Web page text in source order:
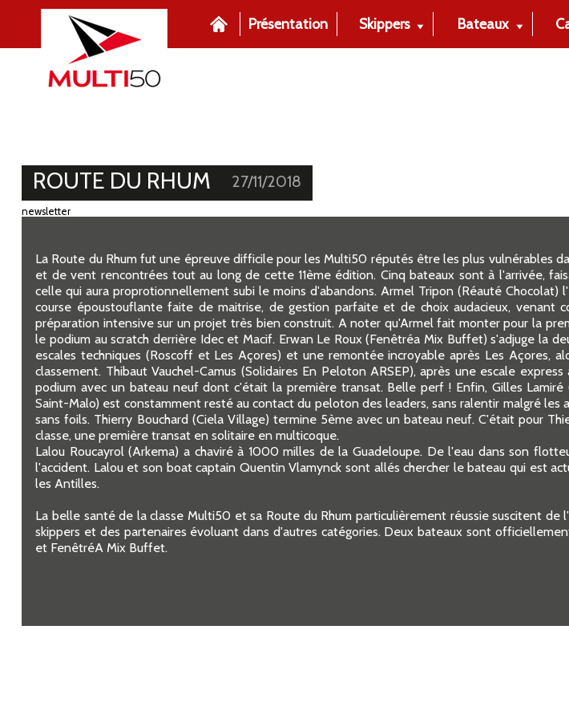
Présentation Skippers Bateaux
ROUTE DU RHUM 27/11/2018
newsletter
La Route du Rhum fut une épreuve difficile pour les Multi50 réputés être les plus vulnérables
et de vent rencontrées tout au long de cette 11ème édition. Cinq bateaux sont à l'arrivée,
celle qui aura proprotionnellement subi le moins d'abandons. Armel Tripon (Réauté Chocolat)
course époustouflante faite de maitrise, de gestion parfaite et de choix audacieux, venant
préparation intensive sur un projet très bien construit. A noter qu'Armel fait monter pour la
le podium au scratch derrière Idec et Macif. Erwan Le Roux (Fenêtréa Mix Buffet) s'adjuge la
escales techniques (Roscoff et Les Açores) et une remontée incroyable après Les Açores,
classement. Thibaut Vauchel-Camus (Solidaires En Peloton ARSEP), après une escale
podium avec un bateau neuf dont c'était la première transat. Belle perf ! Enfin, Gilles Lamiré
Saint-Malo) est constamment resté au contact du peloton des leaders, sans ralentir malgré les
sans foils. Thierry Bouchard (Ciela Village) termine 5ème avec un bateau neuf. C'était pour
classe, une première transat en solitaire en multicoque.
Lalou Roucayrol (Arkema) a chaviré à 1000 milles de la Guadeloupe. De l'eau dans son
l'accident. Lalou et son boat captain Quentin Vlamynck sont allés chercher le bateau qui est
les Antilles.
La belle santé de la classe Multi50 et sa Route du Rhum particulièrement réussie suscitent de
skippers et des partenaires évoluant dans d'autres catégories. Deux bateaux sont
et FenêtréA Mix Buffet.